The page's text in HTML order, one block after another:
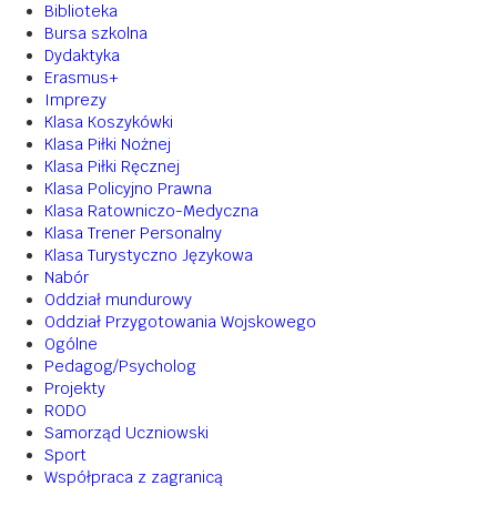
Biblioteka
Bursa szkolna
Dydaktyka
Erasmus+
Imprezy
Klasa Koszykówki
Klasa Piłki Nożnej
Klasa Piłki Ręcznej
Klasa Policyjno Prawna
Klasa Ratowniczo-Medyczna
Klasa Trener Personalny
Klasa Turystyczno Językowa
Nabór
Oddział mundurowy
Oddział Przygotowania Wojskowego
Ogólne
Pedagog/Psycholog
Projekty
RODO
Samorząd Uczniowski
Sport
Współpraca z zagranicą